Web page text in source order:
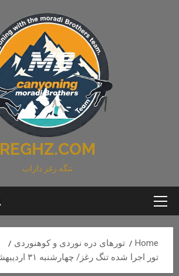
REGHZ.COM
تنگه رغز داراب
Primary
Home
تورهای دره نوردی و کوهنوردی
تور اجرا شده تنگ رغز/ چهارشنبه ۳۱ اردیبهشت